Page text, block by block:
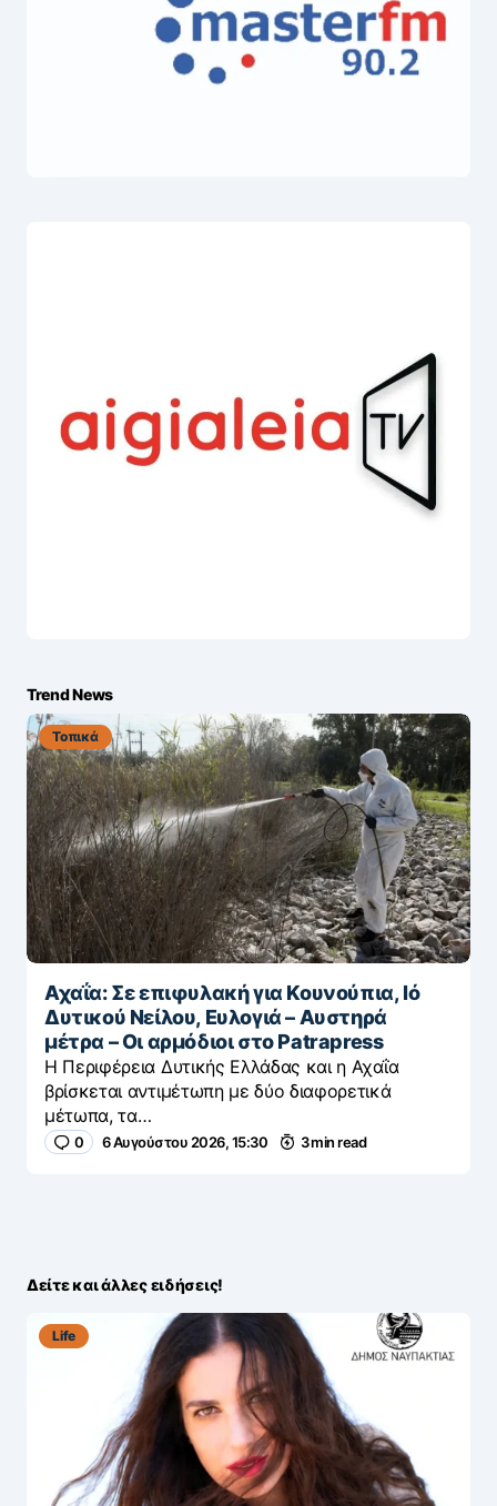
Trend News
Τοπικά
Αχαΐα: Σε επιφυλακή για Κουνούπια, Ιό
Δυτικού Νείλου, Ευλογιά – Αυστηρά
μέτρα – Οι αρμόδιοι στο Patrapress
Η Περιφέρεια Δυτικής Ελλάδας και η Αχαΐα
βρίσκεται αντιμέτωπη με δύο διαφορετικά
μέτωπα, τα…
0 6 Αυγούστου 2026, 15:30 3 min read
Δείτε και άλλες ειδήσεις!
Life